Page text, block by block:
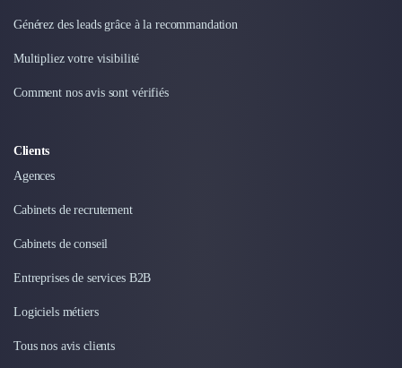
Direction Artistique
Cybersécurité
Intelligence Artificielle (IA)
Impression
Logistique
Traiteur & Restauration
Office Management
Accélérateurs et incubateurs
Générez des leads grâce à la recommandation
Multipliez votre visibilité
Comment nos avis sont vérifiés
Clients
Agences
Cabinets de recrutement
Cabinets de conseil
Entreprises de services B2B
Logiciels métiers
Tous nos avis clients